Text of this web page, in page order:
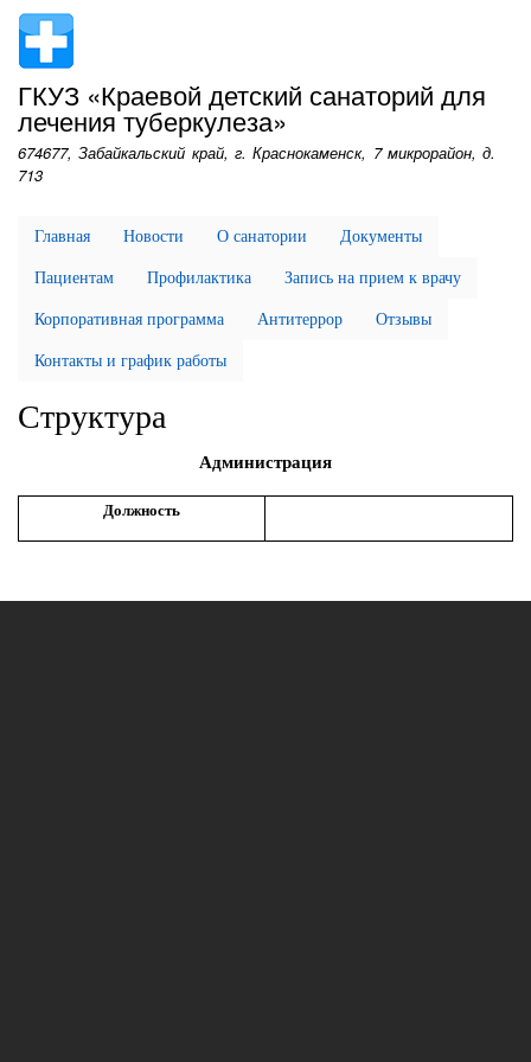
содержанию
ГКУЗ «Краевой детский санаторий для
лечения туберкулеза»
674677, Забайкальский край, г. Краснокаменск, 7 микрорайон, д.
713
Главная Новости О санатории
Документы
Пациентам
Профилактика
Запись на прием к врачу
Корпоративная программа
Антитеррор
Отзывы
Контакты и график работы
Структура
Администрация
Должность